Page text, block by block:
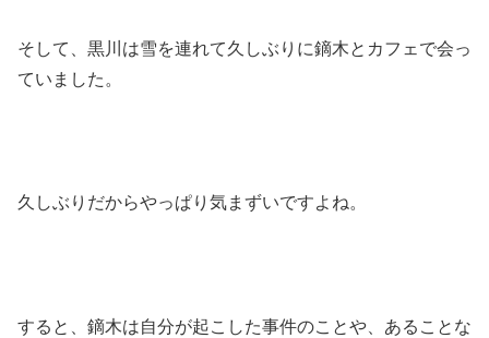
そして、黒川は雪を連れて久しぶりに鏑木とカフェで会っ
ていました。
久しぶりだからやっぱり気まずいですよね。
すると、鏑木は自分が起こした事件のことや、あることな